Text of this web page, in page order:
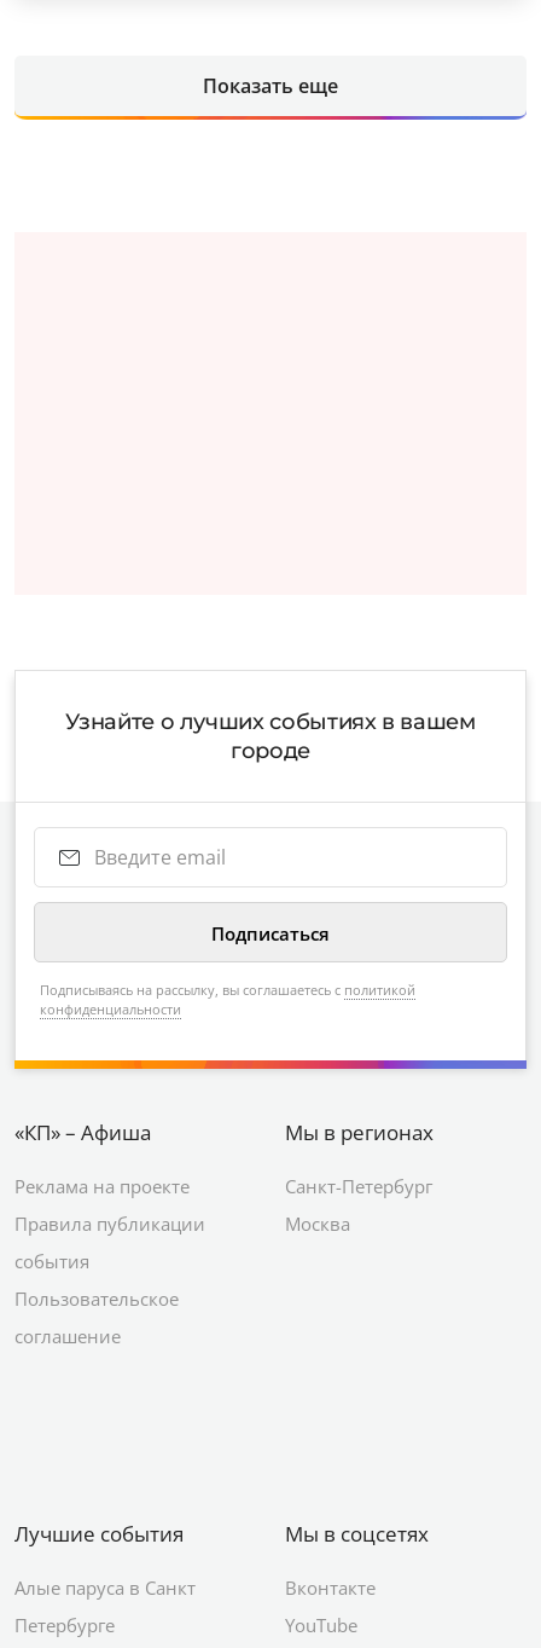
Показать еще
Узнайте о лучших событиях в вашем
городе
Подписываясь на рассылку, вы соглашаетесь с политикой
конфиденциальности
«КП» – Афиша
Реклама на проекте
Правила публикации
события
Пользовательское
соглашение
Мы в регионах
Санкт-Петербург
Москва
Лучшие события
Алые паруса в Санкт
Петербурге
Мы в соцсетях
Вконтакте
YouTube